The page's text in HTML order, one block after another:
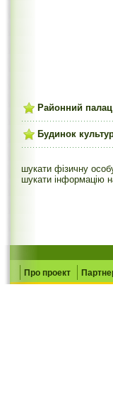
Районний
Будинок
шукати фізичну
шукати інформацію
Про проект